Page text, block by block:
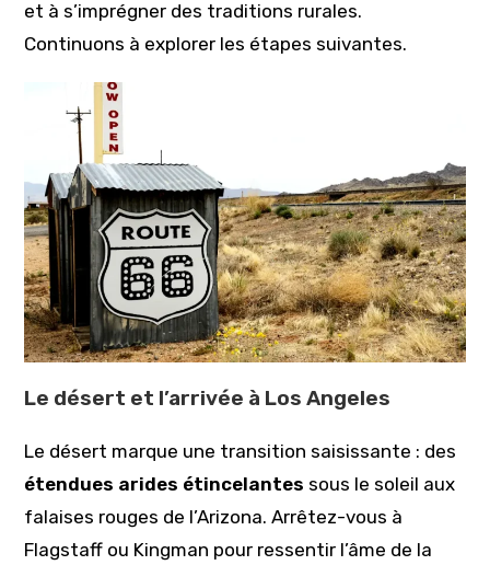
et à s’imprégner des traditions rurales.
Continuons à explorer les étapes suivantes.
Le désert et l’arrivée à Los Angeles
Le désert marque une transition saisissante : des
étendues arides étincelantes sous le soleil aux
falaises rouges de l’Arizona. Arrêtez-vous à
Flagstaff ou Kingman pour ressentir l’âme de la